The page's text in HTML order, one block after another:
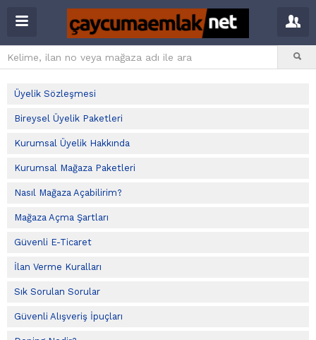
Üyelik Sözleşmesi
Bireysel Üyelik Paketleri
Kurumsal Üyelik Hakkında
Kurumsal Mağaza Paketleri
Nasıl Mağaza Açabilirim?
Mağaza Açma Şartları
Güvenli E-Ticaret
İlan Verme Kuralları
Sık Sorulan Sorular
Güvenli Alışveriş İpuçları